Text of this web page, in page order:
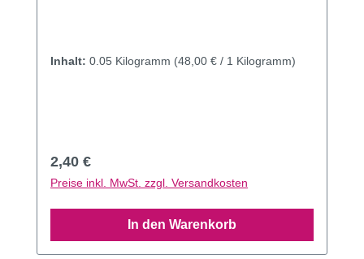
Inhalt: 0.05 Kilogramm (48,00 € / 1 Kilogramm)
Regulärer Preis:
2,40 €
Preise inkl. MwSt. zzgl. Versandkosten
In den Warenkorb